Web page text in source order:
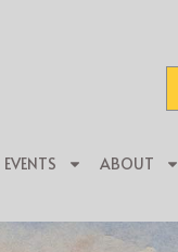
EVENTS ABOUT